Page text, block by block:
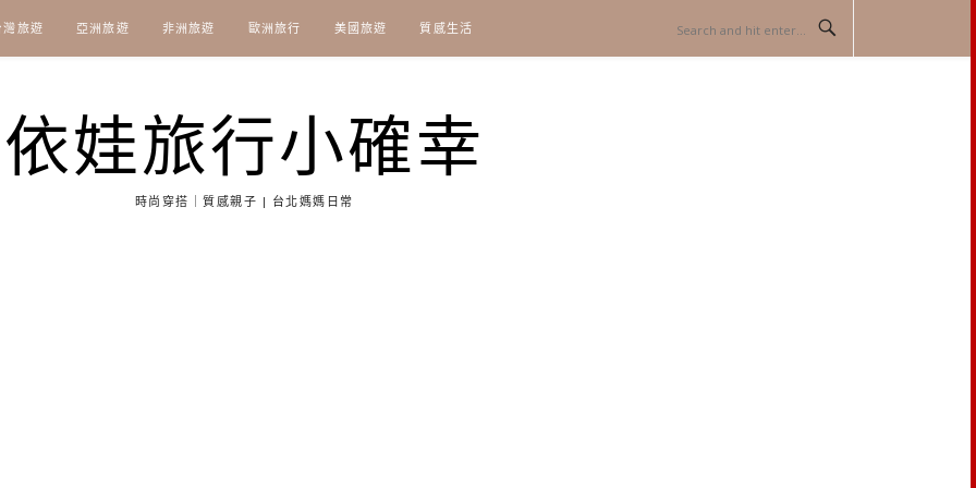
灣旅遊 亞洲旅遊 非洲旅遊 歐洲旅行 美國旅遊 質感生活
依娃旅行小確幸
時尚穿搭｜質感親子 | 台北媽媽日常